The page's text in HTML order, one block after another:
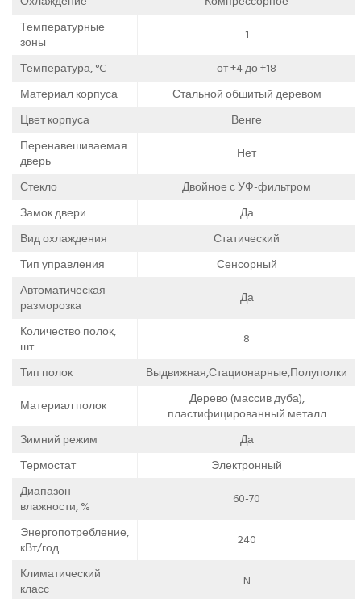
Температурные
зоны
1
Температура, °C
от +4 до +18
Материал корпуса
Стальной обшитый деревом
Цвет корпуса
Венге
Перенавешиваемая
дверь
Нет
Стекло
Двойное с УФ-фильтром
Замок двери
Да
Вид охлаждения
Статический
Тип управления
Сенсорный
Автоматическая
разморозка
Да
Количество полок,
шт
8
Тип полок
Выдвижная,Стационарные,Полуполки
Материал полок
Дерево (массив дуба),
пластифицированный металл
Зимний режим
Да
Термостат
Электронный
Диапазон
влажности, %
60-70
Энергопотребление,
кВт/год
240
Климатический
класс
N